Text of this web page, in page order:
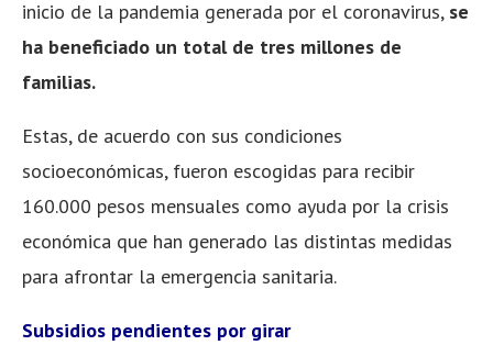
inicio de la pandemia generada por el coronavirus, se
ha beneficiado un total de tres millones de
familias.
Estas, de acuerdo con sus condiciones
socioeconómicas, fueron escogidas para recibir
160.000 pesos mensuales como ayuda por la crisis
económica que han generado las distintas medidas
para afrontar la emergencia sanitaria.
Subsidios pendientes por girar